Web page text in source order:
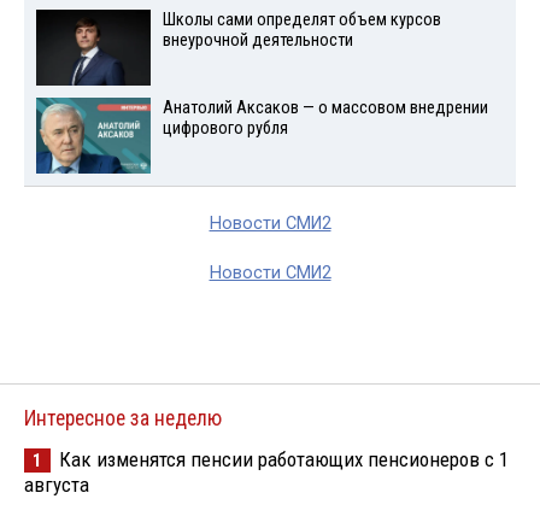
Школы сами определят объем курсов
внеурочной деятельности
Анатолий Аксаков — о массовом внедрении
цифрового рубля
Новости СМИ2
Новости СМИ2
Интересное за неделю
1
Как изменятся пенсии работающих пенсионеров с 1
августа